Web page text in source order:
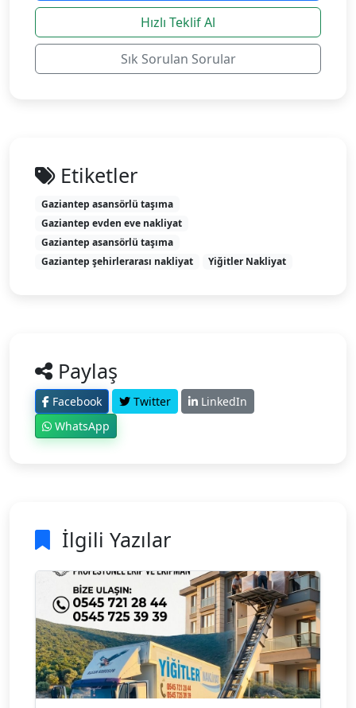
Hızlı Teklif Al
Sık Sorulan Sorular
Etiketler
Gaziantep asansörlü taşıma
Gaziantep evden eve nakliyat
Gaziantep asansörlü taşıma
Gaziantep şehirlerarası nakliyat
Yiğitler Nakliyat
Paylaş
Facebook Twitter
LinkedIn
WhatsApp
İlgili Yazılar